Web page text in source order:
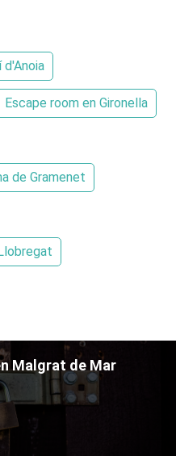
d'Anoia
Escape room en Gironella
de Gramenet
Malgrat de Mar